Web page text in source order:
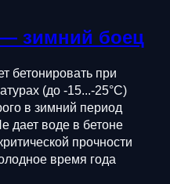
зимний боец
бетонировать при
(до -15...-25°C)
в зимний период
дает воде в бетоне
прочности
время года